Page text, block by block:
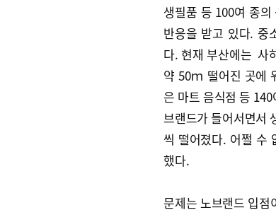
생필품 등 100여 종
반응을 받고 있다. 중
다. 현재 부산에는 사
약 50ｍ 떨어진 곳에
은 마트 음식점 등
브랜드가 들어서면서
씩 떨어졌다. 어쩔 수
했다.
문제는 노브랜드 입점